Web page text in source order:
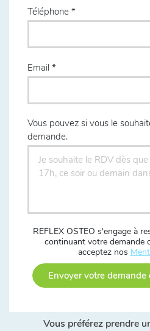
Téléphone
Email
Vous pouvez si vous le
demande.
REFLEX OSTEO s'engage à
continuant votre demande
acceptez nos
Envoyer votre
Vous préférez prendre